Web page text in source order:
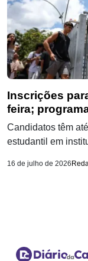
Inscrições
feira;
Candidatos têm
estudantil em
16 de julho de 2026